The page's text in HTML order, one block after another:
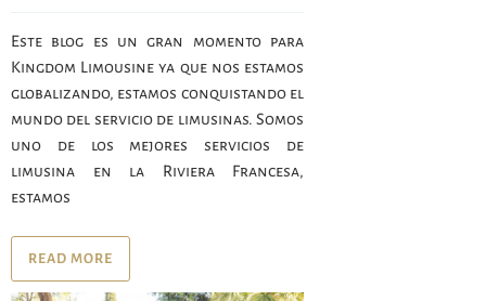
Este blog es un gran momento para
Kingdom Limousine ya que nos estamos
globalizando, estamos conquistando el
mundo del servicio de limusinas. Somos
uno de los mejores servicios de
limusina en la Riviera Francesa,
estamos
READ MORE